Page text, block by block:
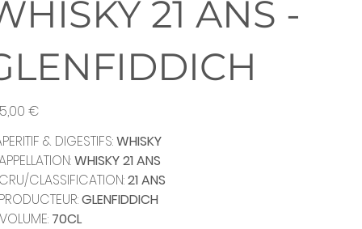
21 ANS -
€
& DIGESTIFS:WHISKY
WHISKY 21 ANS
CLASSIFICATION:21 ANS
GLENFIDDICH
70CL